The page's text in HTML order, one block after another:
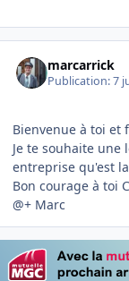
marcarrick
Publication:7
Bienvenue à toi et
Je te souhaite
entreprise qu'est la
Bon courage à toi
@+ Marc